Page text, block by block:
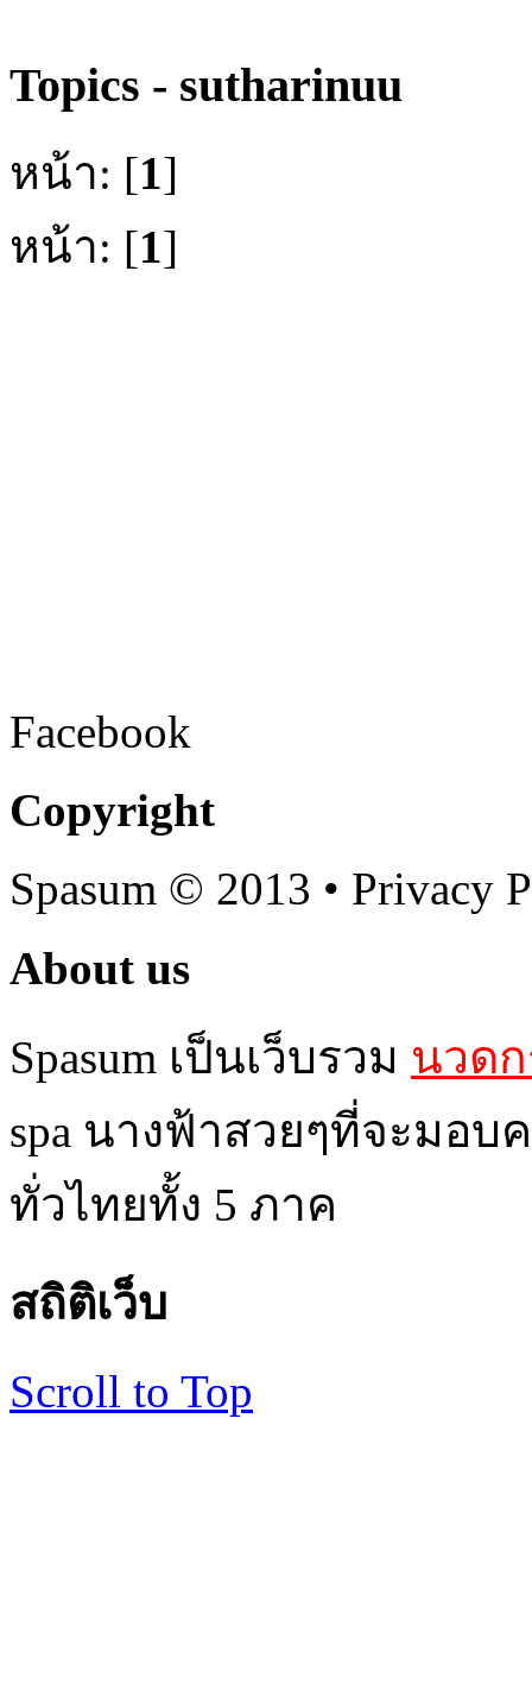
Topics - sutharinuu
หน้า: [1]
หน้า: [1]
Facebook
Copyright
Spasum © 2013 • Privacy
About us
Spasum เป็นเว็บรวม นวด
spa นางฟ้าสวยๆที่จะมอ
ทั่วไทยทั้ง 5 ภาค
สถิติเว็บ
Scroll to Top